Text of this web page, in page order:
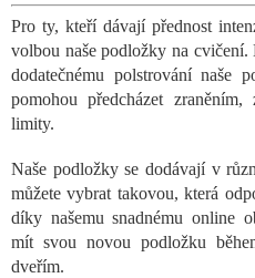
l
r
Pro ty, kteří dávají přednost
volbou naše podložky na
dodatečnému polstrování naše
pomohou předcházet
limity.
Naše podložky se dodávají v
můžete vybrat takovou, která
díky našemu snadnému online
mít svou novou podložku
dveřím.